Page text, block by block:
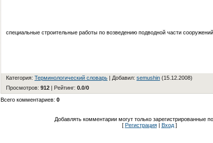
специальные строительные работы по возведению подводной части сооружений
Категория: Терминологический словарь | Добавил: semushin (15.12.2008)
Просмотров: 912 | Рейтинг: 0.0/0
Всего комментариев: 0
Добавлять комментарии могут только зарегистрированные
[ Регистрация| Вход]